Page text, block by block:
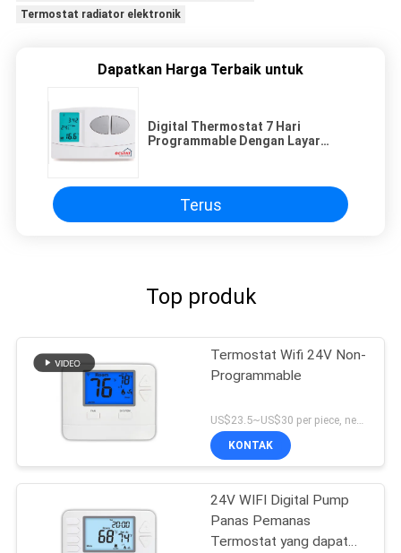
Termostat radiator elektronik
Dapatkan Harga Terbaik untuk
Digital Thermostat 7 Hari
Programmable Dengan Layar
Terus
Top produk
Termostat Wifi 24V Non-
Programmable
US$23.5~US$30 per piece, negotiable MOQ:1 sampel/nego
KONTAK
24V WIFI Digital Pump
Panas Pemanas
Termostat yang dapat